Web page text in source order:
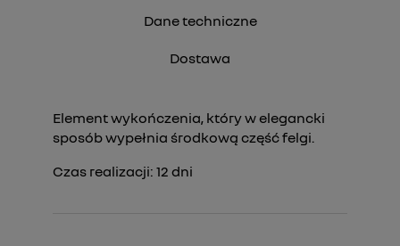
Dane techniczne
Dostawa
Element wykończenia, który w elegancki
sposób wypełnia środkową część felgi.
Czas realizacji: 12 dni